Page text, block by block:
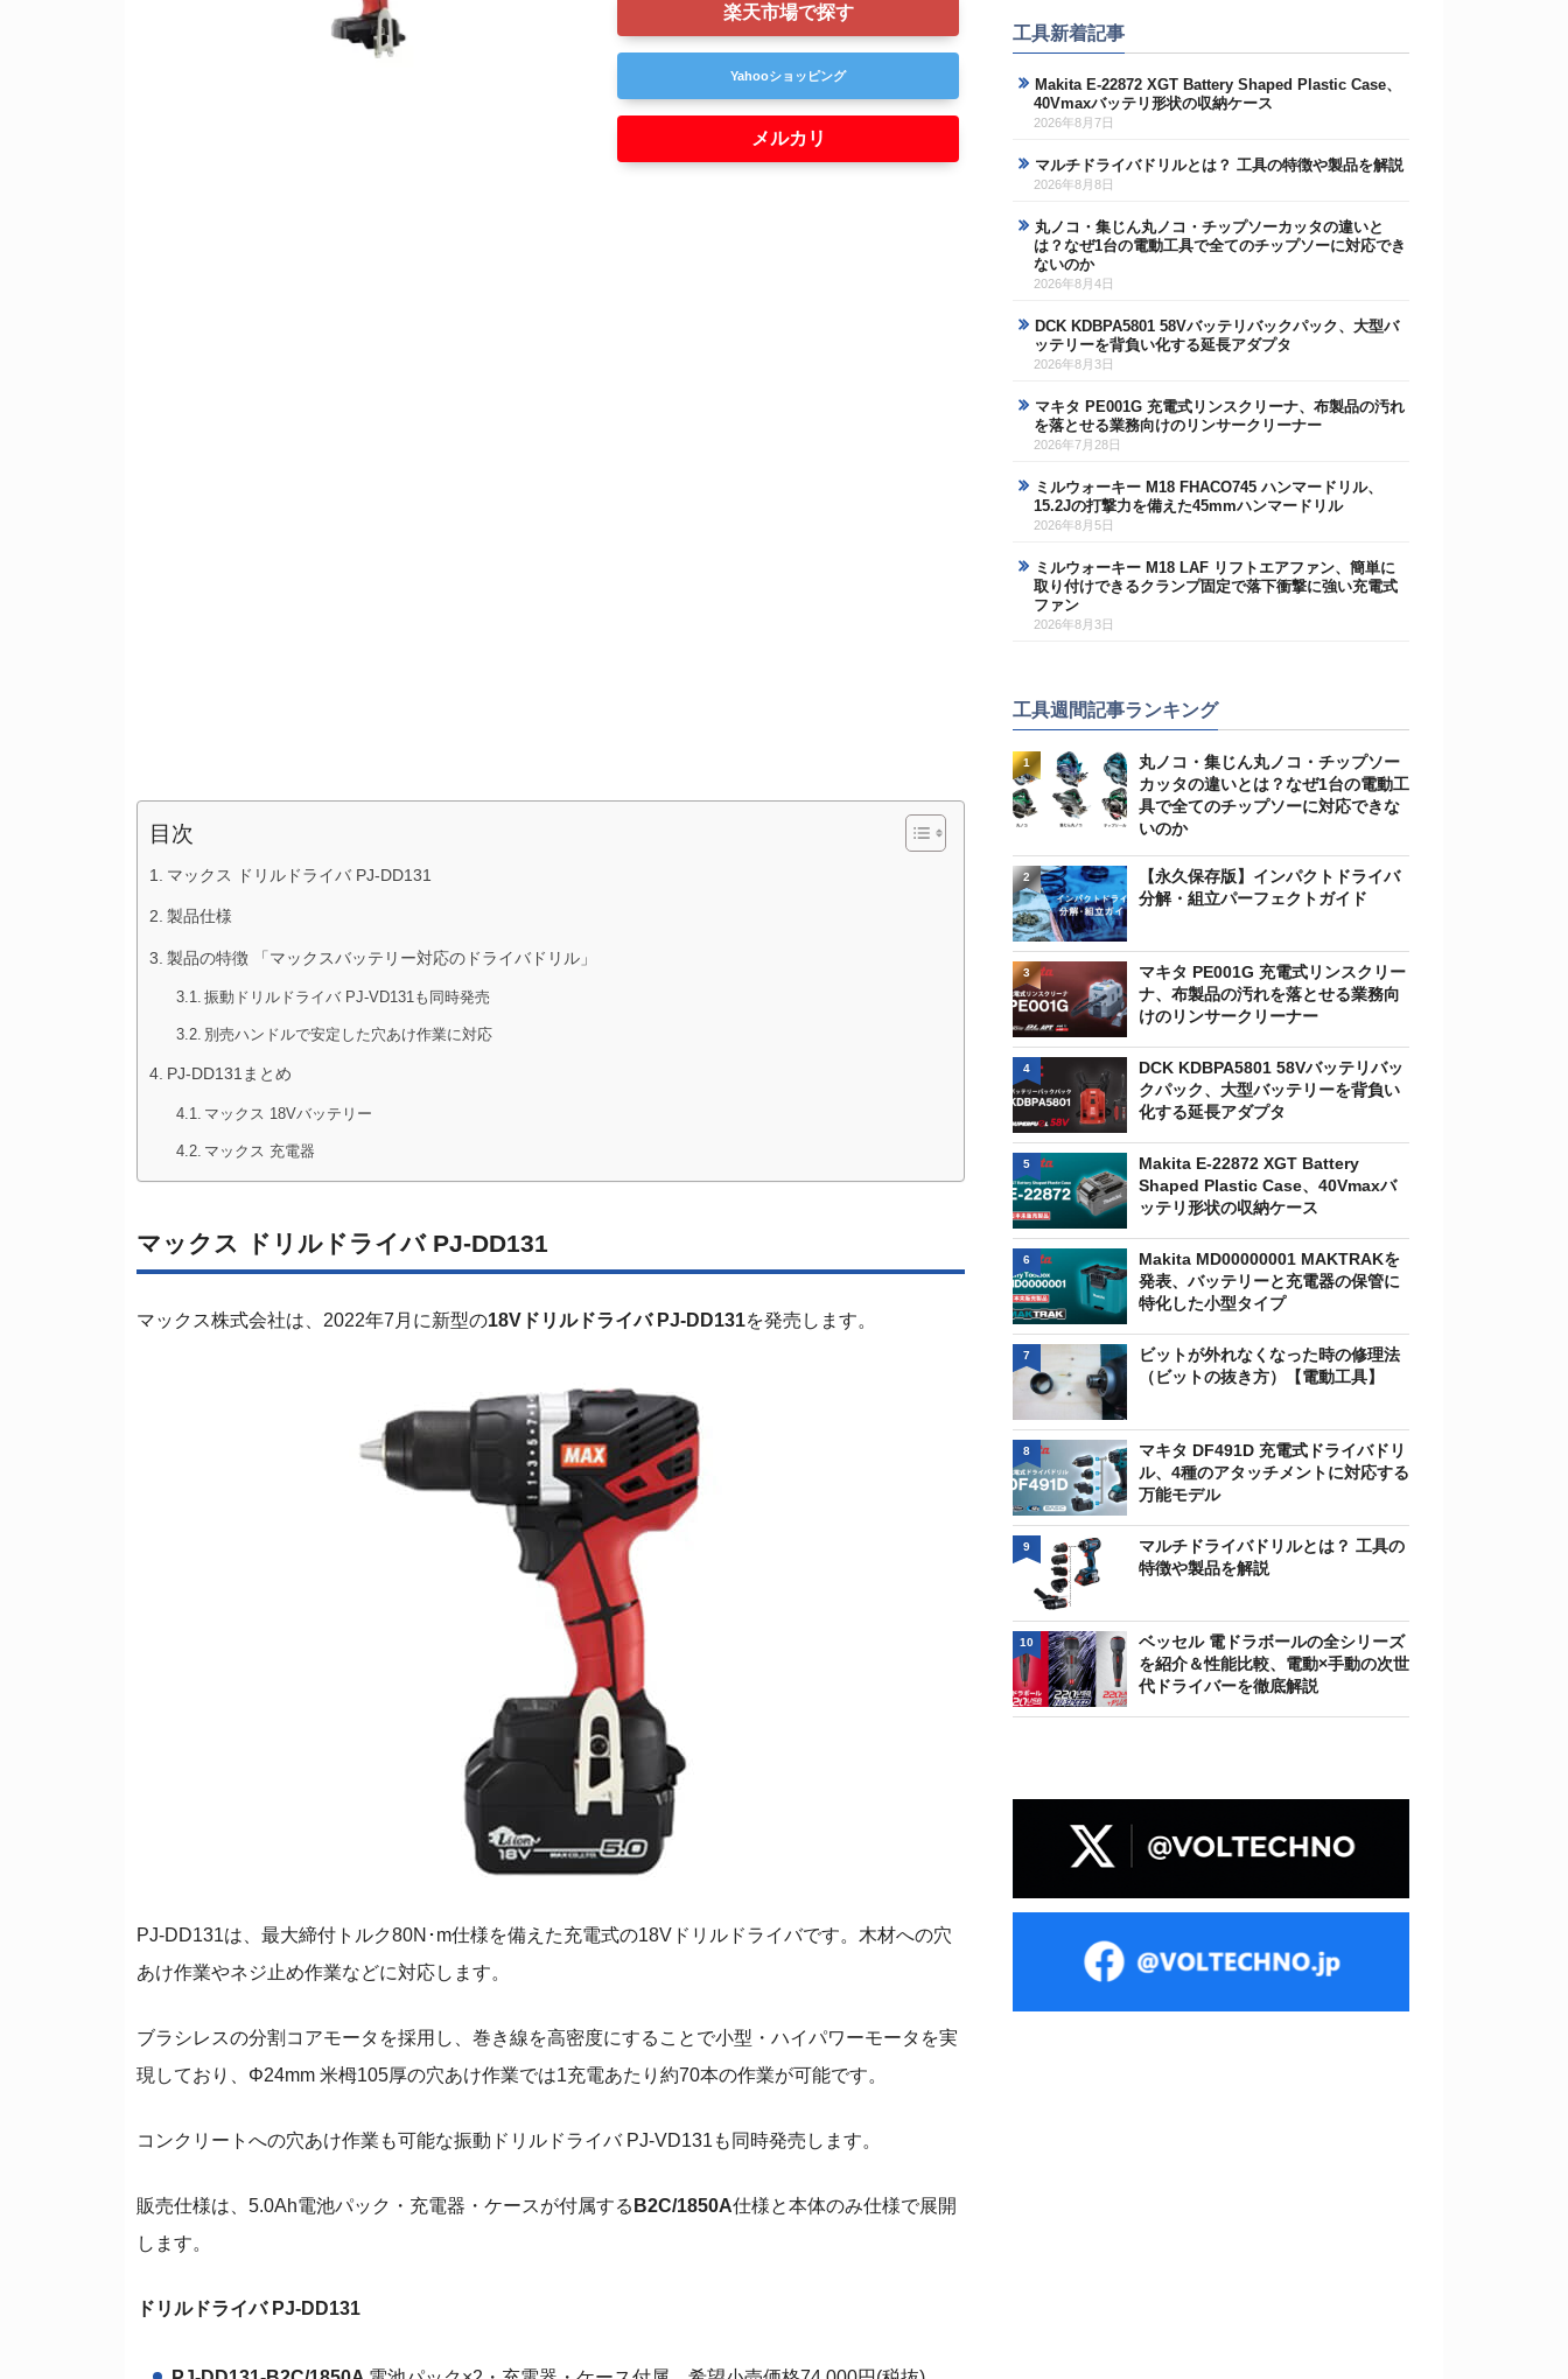
楽天市場で探す
Yahooショッピング
メルカリ
目次
マックス ドリルドライバ PJ-DD131
製品仕様
製品の特徴 「マックスバッテリー対応のドライバドリル」
振動ドリルドライバ PJ-VD131も同時発売
別売ハンドルで安定した穴あけ作業に対応
PJ-DD131まとめ
マックス 18Vバッテリー
マックス 充電器
マックス ドリルドライバ PJ-DD131
マックス株式会社は、2022年7月に新型の18Vドリルドライバ PJ-DD131を発売します。
PJ-DD131は、最大締付トルク80N･m仕様を備えた充電式の18Vドリルドライバです。木材への穴
あけ作業やネジ止め作業などに対応します。
ブラシレスの分割コアモータを採用し、巻き線を高密度にすることで小型・ハイパワーモータを実
現しており、Φ24mm 米栂105厚の穴あけ作業では1充電あたり約70本の作業が可能です。
コンクリートへの穴あけ作業も可能な振動ドリルドライバ PJ-VD131も同時発売します。
販売仕様は、5.0Ah電池パック・充電器・ケースが付属する B2C/1850A仕様と本体のみ仕様で展開
します。
ドリルドライバ PJ-DD131
工具新着記事
Makita E-22872 XGT Battery Shaped Plastic Case、
40Vmaxバッテリ形状の収納ケース
2026年8月7日
マルチドライバドリルとは？ 工具の特徴や製品を解説
2026年8月8日
丸ノコ・集じん丸ノコ・チップソーカッタの違いと
は？なぜ1台の電動工具で全てのチップソーに対応でき
ないのか
2026年8月4日
DCK KDBPA5801 58Vバッテリバックパック、大型バ
ッテリーを背負い化する延長アダプタ
2026年8月3日
マキタ PE001G 充電式リンスクリーナ、布製品の汚れ
を落とせる業務向けのリンサークリーナー
2026年7月28日
ミルウォーキー M18 FHACO745 ハンマードリル、
15.2Jの打撃力を備えた45mmハンマードリル
2026年8月5日
ミルウォーキー M18 LAF リフトエアファン、簡単に
取り付けできるクランプ固定で落下衝撃に強い充電式
ファン
2026年8月3日
工具週間記事ランキング
丸ノコ・集じん丸ノコ・チップソー
カッタの違いとは？なぜ1台の電動工
具で全てのチップソーに対応できな
いのか
1
【永久保存版】インパクトドライバ
分解・組立パーフェクトガイド
2
マキタ PE001G 充電式リンスクリー
ナ、布製品の汚れを落とせる業務向
けのリンサークリーナー
3
DCK KDBPA5801 58Vバッテリバッ
クパック、大型バッテリーを背負い
化する延長アダプタ
4
Makita E-22872 XGT Battery
Shaped Plastic Case、40Vmaxバ
ッテリ形状の収納ケース
5
Makita MD00000001 MAKTRAKを
発表、バッテリーと充電器の保管に
特化した小型タイプ
6
ビットが外れなくなった時の修理法
（ビットの抜き方）【電動工具】
7
マキタ DF491D 充電式ドライバドリ
ル、4種のアタッチメントに対応する
万能モデル
8
マルチドライバドリルとは？ 工具の
特徴や製品を解説
9
ベッセル 電ドラボールの全シリーズ
を紹介＆性能比較、電動×手動の次世
代ドライバーを徹底解説
10